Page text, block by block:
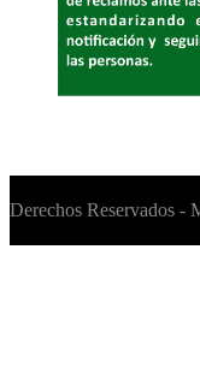
Derechos Reservados